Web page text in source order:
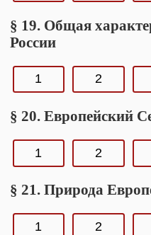
§ 19. Общая
России
1 2
§ 20. Европейский
1 2
§ 21. Природа
1 2